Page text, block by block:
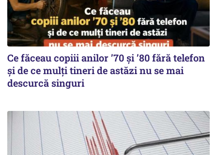
Ce făceau copiii anilor ’70 și ’80 fără telefon
și de ce mulți tineri de astăzi nu se mai
descurcă singuri